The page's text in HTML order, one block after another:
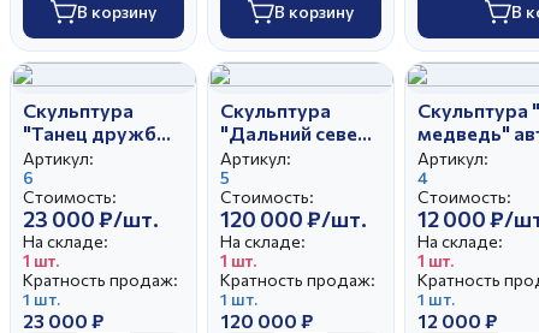
В корзину В корзину В
Скульптура
"Танец дружбы"
автор Чечулина
Г.Д.
Артикул:
6
Стоимость:
23 000 ₽/шт.
На складе:
1 шт.
Кратность продаж:
1 шт.
23 000 ₽
Скульптура
"Дальний север.
Мечта" автор
Чечулина Г.Д.
Артикул:
5
Стоимость:
120 000 ₽/шт.
На складе:
1 шт.
Кратность продаж:
1 шт.
120 000 ₽
Скульптура
медведь"
Чечулина
Артикул:
4
Стоимость:
12 000 ₽/
На складе:
1 шт.
Кратность
1 шт.
12 000 ₽